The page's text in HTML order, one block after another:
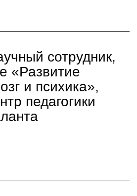
сотрудник,
«Развитие
и психика»,
педагогики